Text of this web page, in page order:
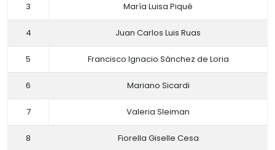
3 María Luisa Piqué
4 Juan Carlos Luis Ruas
5 Francisco Ignacio Sánchez de Loria
6 Mariano Sicardi
7 Valeria Sleiman
8 Fiorella Giselle Cesa